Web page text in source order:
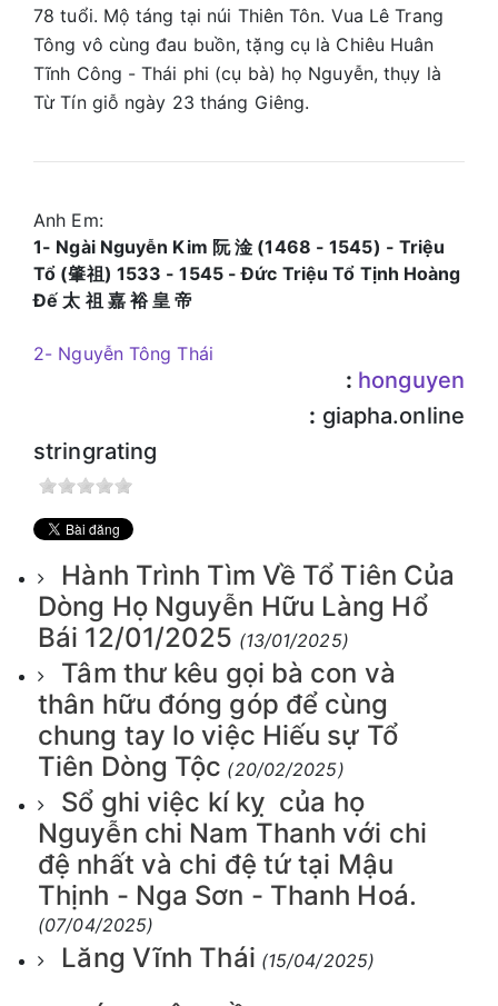
78 tuổi. Mộ táng tại núi Thiên Tôn. Vua Lê Trang
Tông vô cùng đau buồn, tặng cụ là Chiêu Huân
Tĩnh Công - Thái phi (cụ bà) họ Nguyễn, thụy là
Từ Tín giỗ ngày 23 tháng Giêng.
Anh Em:
1- Ngài Nguyễn Kim 阮 淦 (1468 - 1545) - Triệu
Tổ (肇祖) 1533 - 1545 - Đức Triệu Tổ Tịnh Hoàng
Đế 太 祖 嘉 裕 皇 帝
2- Nguyễn Tông Thái
: honguyen
: giapha.online
stringrating
Hành Trình Tìm Về Tổ Tiên Của
Dòng Họ Nguyễn Hữu Làng Hổ
Bái 12/01/2025 (13/01/2025)
Tâm thư kêu gọi bà con và
thân hữu đóng góp để cùng
chung tay lo việc Hiếu sự Tổ
Tiên Dòng Tộc (20/02/2025)
Sổ ghi việc kí kỵ của họ
Nguyễn chi Nam Thanh với chi
đệ nhất và chi đệ tứ tại Mậu
Thịnh - Nga Sơn - Thanh Hoá.
(07/04/2025)
Lăng Vĩnh Thái (15/04/2025)